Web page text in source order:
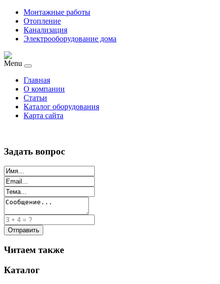
Монтажные работы
Отопление
Канализация
Электрооборудование дома
Menu
Главная
О компании
Статьи
Каталог оборудования
Карта сайта
Задать вопрос
Читаем также
Каталог